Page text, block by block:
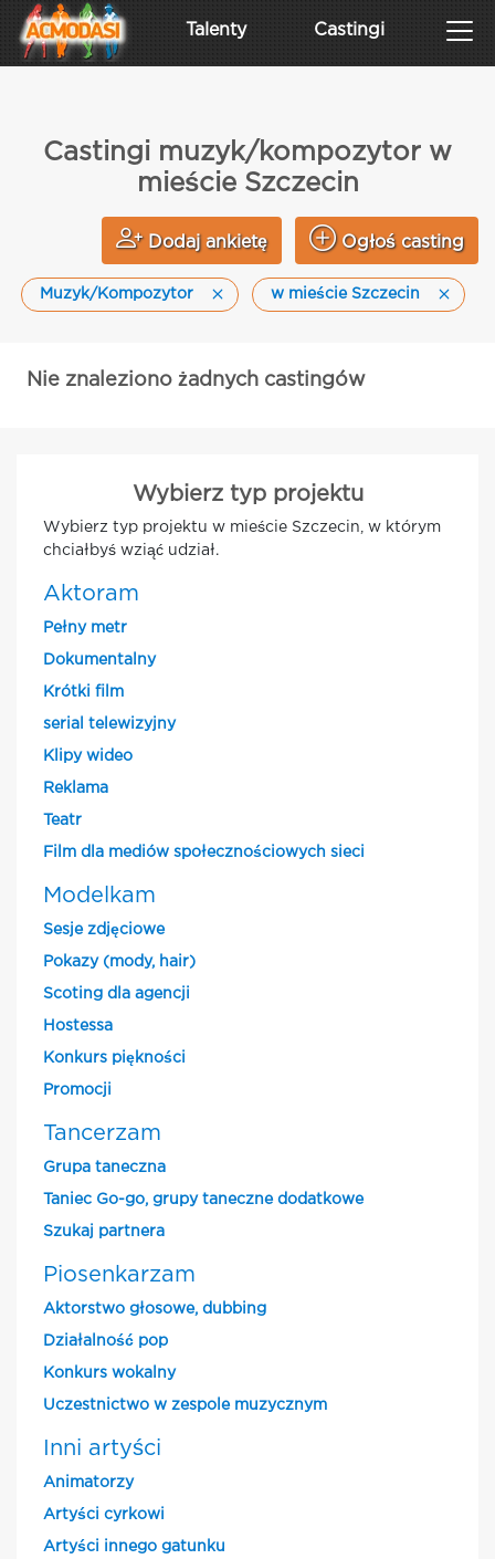
Talenty Castingi
Castingi muzyk/kompozytor w
mieście Szczecin
Dodaj ankietę Ogłoś casting
Muzyk/Kompozytor w mieście Szczecin
Nie znaleziono żadnych castingów
Wybierz typ projektu
Wybierz typ projektu w mieście Szczecin, w którym
chciałbyś wziąć udział.
Aktoram
Pełny metr
Dokumentalny
Krótki film
serial telewizyjny
Klipy wideo
Reklama
Teatr
Film dla mediów społecznościowych sieci
Modelkam
Sesje zdjęciowe
Pokazy (mody, hair)
Scoting dla agencji
Hostessa
Konkurs piękności
Promocji
Tancerzam
Grupa taneczna
Taniec Go-go, grupy taneczne dodatkowe
Szukaj partnera
Piosenkarzam
Aktorstwo głosowe, dubbing
Działalność pop
Konkurs wokalny
Uczestnictwo w zespole muzycznym
Inni artyści
Animatorzy
Artyści cyrkowi
Artyści innego gatunku